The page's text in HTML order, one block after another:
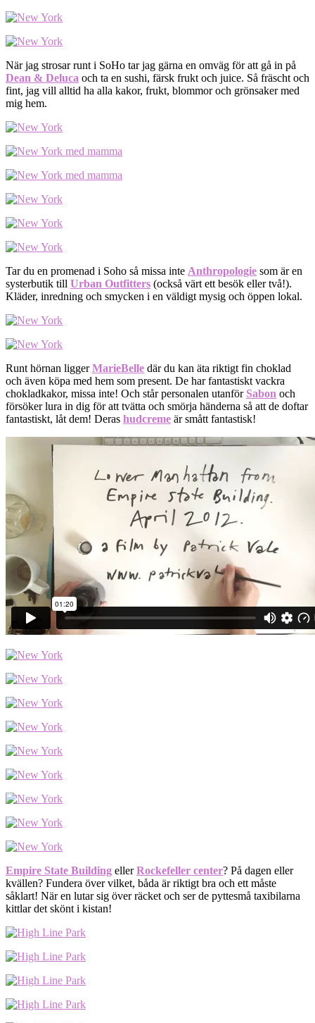
När jag strosar runt i SoHo tar jag gärna en omväg för att gå in på
Dean & Deluca och ta en sushi, färsk frukt och juice. Så fräscht och
fint, jag vill alltid ha alla kakor, frukt, blommor och grönsaker med
mig hem.
Tar du en promenad i Soho så missa inte Anthropologie som är en
systerbutik till Urban Outfitters (också värt ett besök eller två!).
Kläder, inredning och smycken i en väldigt mysig och öppen lokal.
Runt hörnan liggerMarieBelle där du kan äta riktigt fin choklad
och även köpa med hem som present. De har fantastiskt vackra
chokladkakor, missa inte! Och står personalen utanför Sabon och
försöker lura in dig för att tvätta och smörja händerna så att de doftar
fantastiskt, låt dem! Deras hudcreme är smått fantastisk!
Empire State Building ellerRockefeller center? På dagen eller
kvällen? Fundera över vilket, båda är riktigt bra och ett måste
såklart! När en lutar sig över räcket och ser de pyttesmå taxibilarna
kittlar det skönt i kistan!